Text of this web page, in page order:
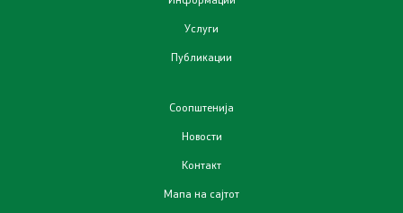
Услуги
Публикации
Соопштенија
Новости
Контакт
Мапа на сајтот